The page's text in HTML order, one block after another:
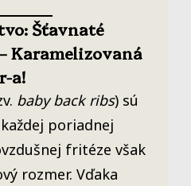
Šťavnaté
Karamelizovaná
a!
baby back ribs) sú
poriadnej
fritéze však
rozmer. Vďaka